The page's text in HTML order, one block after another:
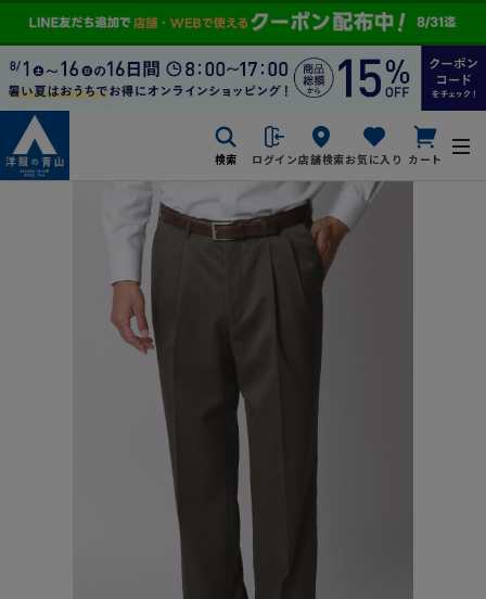
検索 ログイン店舗検索お気に入り カート